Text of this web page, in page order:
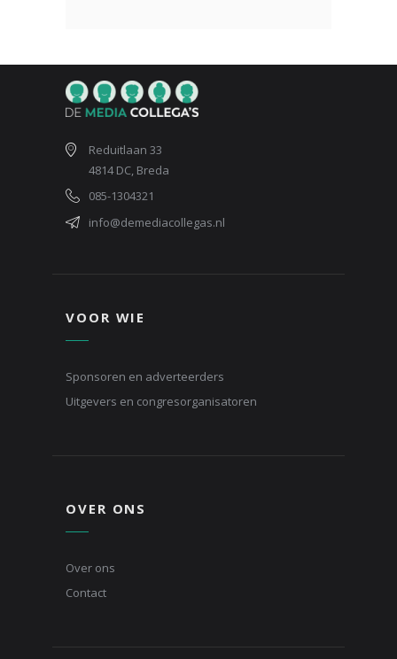
Reduitlaan 33
4814 DC, Breda
085-1304321
info@demediacollegas.nl
VOOR WIE
Sponsoren en adverteerders
Uitgevers en congresorganisatoren
OVER ONS
Over ons
Contact